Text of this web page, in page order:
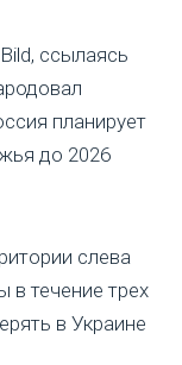
ссылаясь
планирует
до 2026
слева
течение трех
в Украине